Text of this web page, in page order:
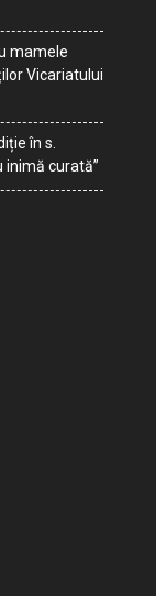
mamele
Vicariatului
în s.
inimă curată”